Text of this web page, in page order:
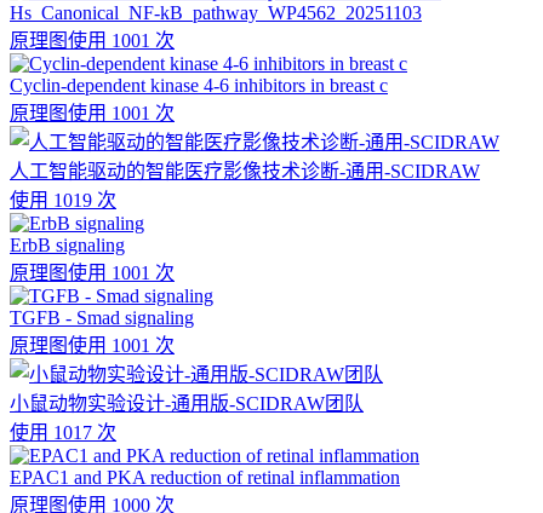
Hs_Canonical_NF-kB_pathway_WP4562_20251103
原理图使用 1001 次
Cyclin-dependent kinase 4-6 inhibitors in breast c
原理图使用 1001 次
人工智能驱动的智能医疗影像技术诊断-通用-SCIDRAW
使用 1019 次
ErbB signaling
原理图使用 1001 次
TGFB - Smad signaling
原理图使用 1001 次
小鼠动物实验设计-通用版-SCIDRAW团队
使用 1017 次
EPAC1 and PKA reduction of retinal inflammation
原理图使用 1000 次